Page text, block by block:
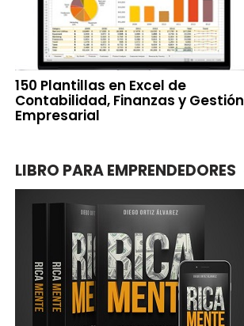
150 Plantillas en Excel de
Contabilidad, Finanzas y Gestión
Empresarial
LIBRO PARA EMPRENDEDORES